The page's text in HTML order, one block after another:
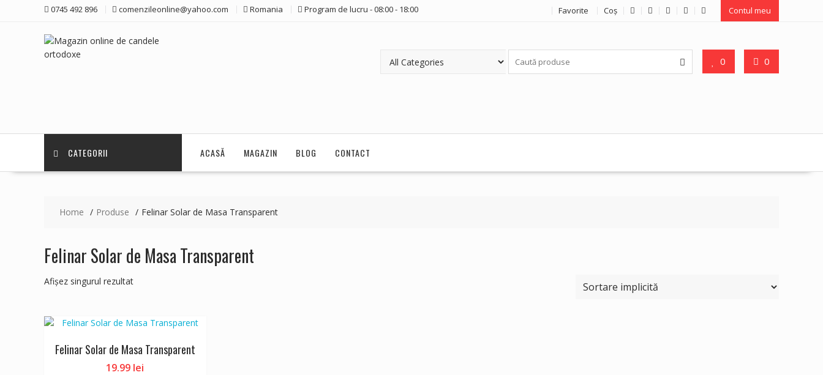
0745 492 896 comenzileonline@yahoo.com Romania Program de lucru - 08:00 - 18:00 Favorite Coş Contul meu
0 0
CATEGORII ACASĂ MAGAZIN BLOG CONTACT
Home Produse Felinar Solar de Masa Transparent
Felinar Solar de Masa Transparent
Afișez singurul rezultat
Felinar Solar de Masa Transparent
19.99 lei